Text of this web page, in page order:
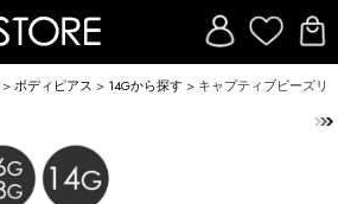
>ボディピアス > 14Gから探す > キャプティブビーズリ